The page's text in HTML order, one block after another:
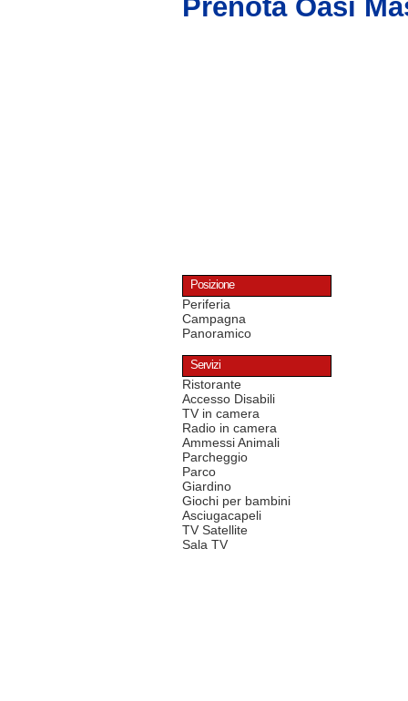
Prenota Oasi
Posizione
Periferia
Campagna
Panoramico
Servizi
Ristorante
Accesso Disabili
TV in camera
Radio in camera
Ammessi Animali
Parcheggio
Parco
Giardino
Giochi per bambini
Asciugacapeli
TV Satellite
Sala TV